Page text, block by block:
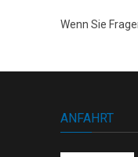
Wenn Sie
ANFAHRT